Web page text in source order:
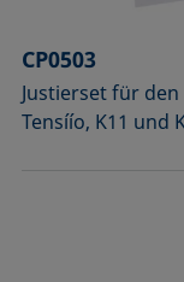
CP0503
Justierset für
Tensíío, K11 und